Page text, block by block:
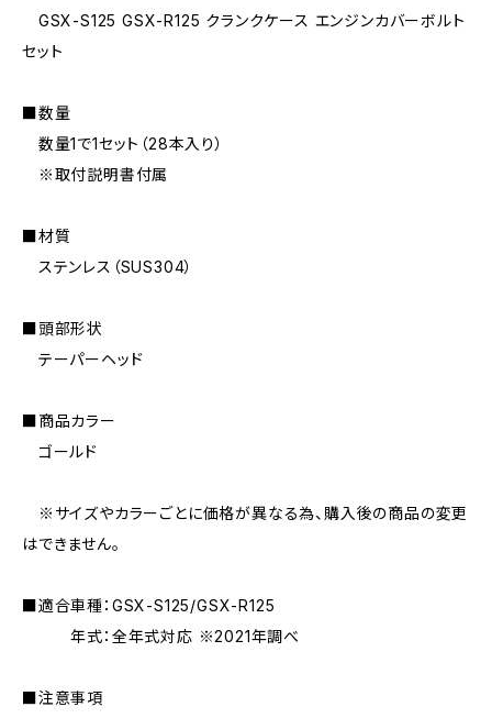
GSX-S125 GSX-R125 クランクケース エンジンカバーボルト
セット
■数量
数量1で1セット（28本入り）
※取付説明書付属
■材質
ステンレス（SUS304）
■頭部形状
テーパーヘッド
■商品カラー
ゴールド
※サイズやカラーごとに価格が異なる為、購入後の商品の変更
はできません。
■適合車種：GSX-S125/GSX-R125
年式：全年式対応 ※2021年調べ
■注意事項